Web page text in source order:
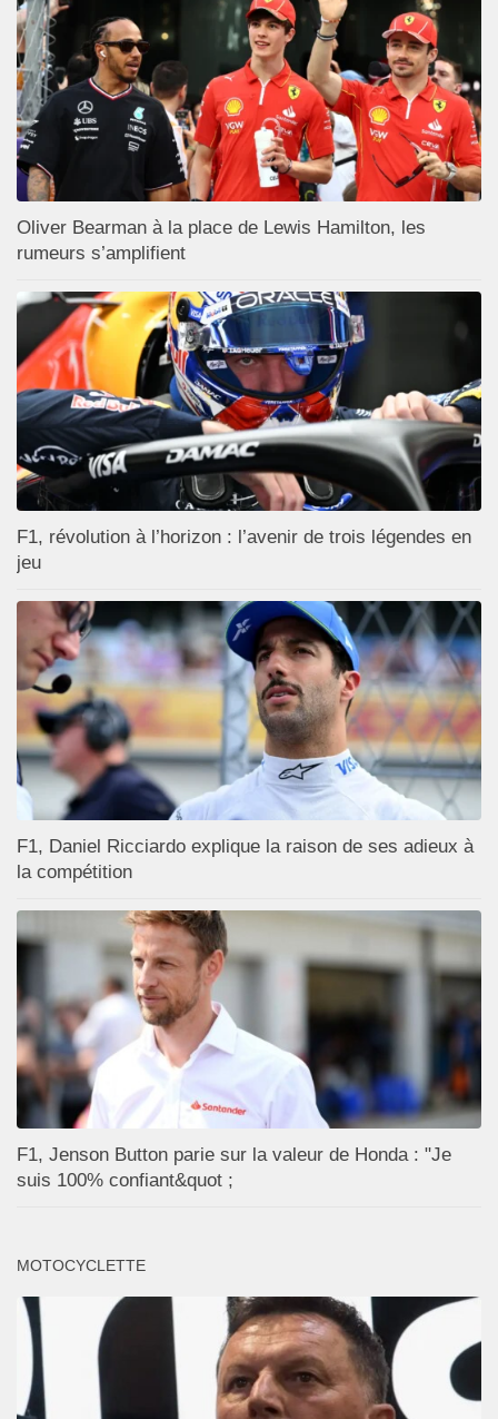
Oliver Bearman à la place de Lewis Hamilton, les
rumeurs s’amplifient
F1, révolution à l’horizon : l’avenir de trois légendes en
jeu
F1, Daniel Ricciardo explique la raison de ses adieux à
la compétition
F1, Jenson Button parie sur la valeur de Honda : "Je
suis 100% confiant&quot ;
MOTOCYCLETTE